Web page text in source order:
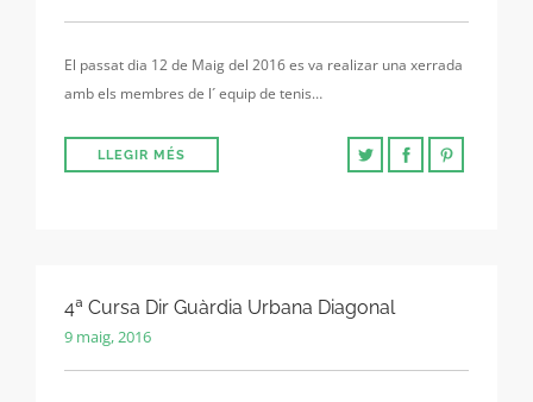
El passat dia 12 de Maig del 2016 es va realizar una xerrada
amb els membres de l´ equip de tenis…
LLEGIR MÉS
4ª Cursa Dir Guàrdia Urbana Diagonal
9 maig, 2016